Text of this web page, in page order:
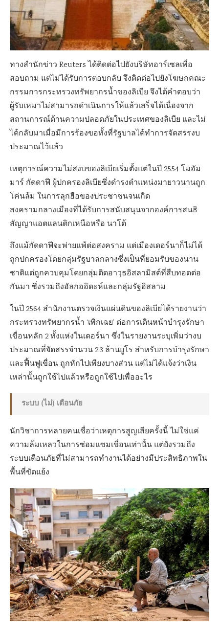
ทางสำนักข่าว Reuters ได้ติดต่อไปยังบริษัทอาร์เซลเพื่อ
สอบถาม แต่ไม่ได้รับการตอบกลับ จึงติดต่อไปยังโฆษกคณะ
กรรมการกระทรวงทรัพยากรน้ำของลิเบีย จึงได้คำตอบว่า
ผู้รับเหมาไม่สามารถดำเนินการให้แล้วเสร็จได้เนื่องจาก
สถานการณ์ด้านความปลอดภัยในประเทศของลิเบีย และไม่
ได้กลับมาเมื่อมีการร้องขอทั้งที่รัฐบาลได้ทำการจัดสรรงบ
ประมาณไว้แล้ว
เหตุการณ์ความไม่สงบของลิเบียเริ่มตั้งแต่ในปี 2554 โมอัม
มาร์ กัดดาฟี ผู้ปกครองลิเบียซึ่งดำรงตำแหน่งมายาวนานถูก
โค่นล้ม ในการลุกฮือของประชาชนจนเกิด
สงครามกลางเมืองที่ได้รับการสนับสนุนจากองค์การสนธิ
สัญญาแอตแลนติกเหนือหรือ นาโต้
ถึงแม้กัดดาฟีจะพ่ายแพ้ต่อสงคราม แต่เมืองเดอร์นาก็ไม่ได้
ถูกปกครองโดยกลุ่มรัฐบาลกลางซึ่งเป็นที่ยอมรับของนาน
ชาติแต่ถูกควบคุมโดยกลุ่มติดอาวุธอิสลามิสต์ที่สืบทอดต่อ
กันมา ซึ่งรวมถึงอัลกออิดะห์และกลุ่มรัฐอิสลาม
ในปี 2564 สำนักงานตรวจเงินแผ่นดินของลิเบียได้รายงานว่า
กระทรวงทรัพยากรน้ำ ‘เพิกเฉย’ ต่อการเดินหน้าบำรุงรักษา
เขื่อนหลัก 2 ทั้งแห่งในเดอร์นา ซึ่งในรายงานระบุเพิ่มว่างบ
ประมาณที่จัดสรรจำนวน 2.3 ล้านยูโร สำหรับการบำรุงรักษา
และฟื้นฟูเขื่อน ถูกหักไปเพียงบางส่วน แต่ไม่ได้แจ้งว่าเงิน
เหล่านั้นถูกใช้ไปแล้วหรือถูกใช้ไปเพื่ออะไร
ระบบ (ไม่) เตือนภัย
นักวิชาการหลายคนเชื่อว่าเหตุการสูญเสียครั้งนี้ ไม่ใช่แค่
ความล้มเหลวในการซ่อมแซมเขื่อนเท่านั้น แต่ยังรวมถึง
ระบบเตือนภัยที่ไม่สามารถทำงานได้อย่างมีประสิทธิภาพใน
พื้นที่ขัดแย้ง